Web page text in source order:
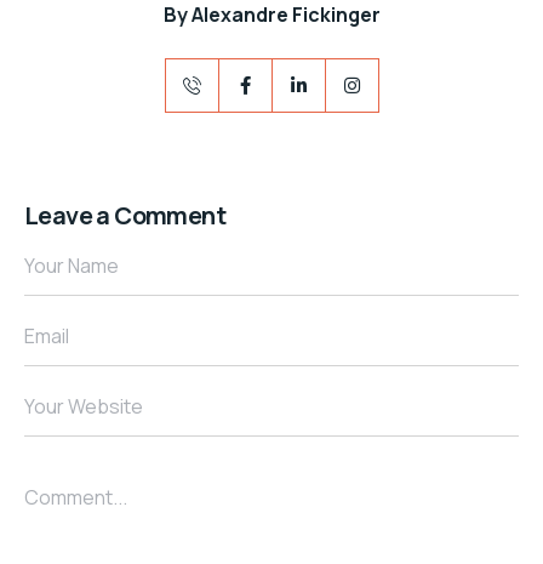
ByAlexandre Fickinger
Leave a Comment
Your Name
Email
Your Website
Comment...